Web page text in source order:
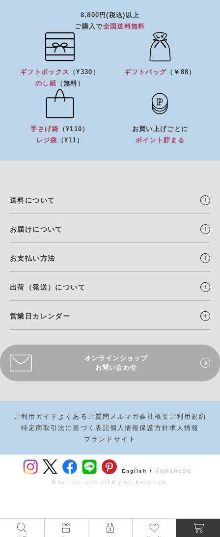
8,800円(税込)以上
ご購入で全国送料無料
ギフトボックス
（¥330）
のし紙 （無料）
ギフトバッグ （￥88）
手さげ袋
（¥110）
レジ袋
（¥11）
お買い上げごとに
ポイント貯まる
送料について
お届けについて
お支払い方法
出荷（発送）について
営業日カレンダー
オンラインショップ
お問い合わせ
ご利用ガイド よくあるご質問 メルマガ会社概要 ご利用規約
特定商取引法に基づく表記個人情報保護方針求人情報
ブランドサイト
English / Japanese
© Iori Co., Ltd. All Rights Reserved.